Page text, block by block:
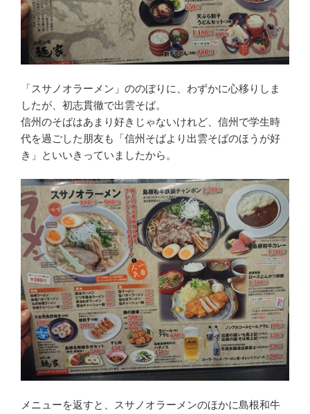
「スサノオラーメン」ののぼりに、わずかに心移りしま
したが、初志貫徹で出雲そば。
信州のそばはあまり好きじゃないけれど、信州で学生時
代を過ごした朋友も「信州そばより出雲そばのほうが好
き」といいきっていましたから。
メニューを返すと、スサノオラーメンのほかに島根和牛